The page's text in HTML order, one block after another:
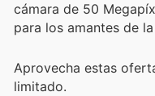
cámara de 50
para los amantes de
Aprovecha estas
limitado.